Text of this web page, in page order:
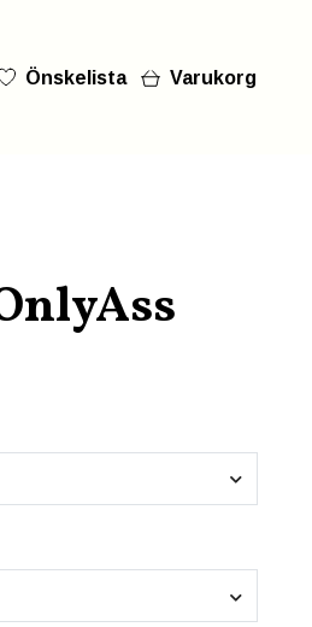
Önskelista Varukorg